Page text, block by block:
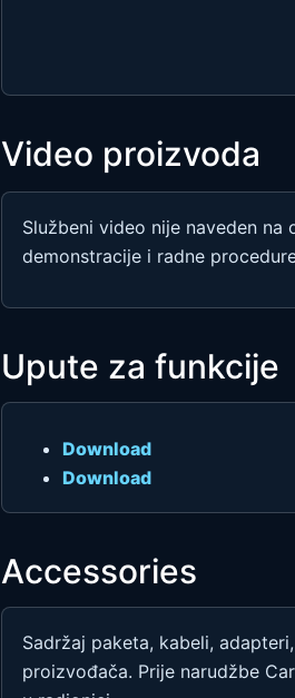
Video proizvoda
Službeni video nije naveden na
demonstracije i radne
Upute za funkcije
Download
Download
Accessories
Sadržaj paketa, kabeli,
proizvođača. Prije narudžbe